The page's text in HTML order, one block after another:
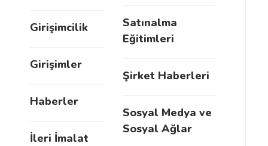
Girişimcilik
Girişimler
Haberler
İleri İmalat
Satınalma
Eğitimleri
Şirket Haberleri
Sosyal Medya ve
Sosyal Ağlar